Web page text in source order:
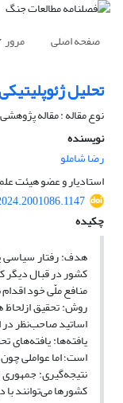
صفحه اصلی مرور
تحلیل
نوع مقاله : مقاله پژوهشی
نویسنده
رضا شاملو
استادیار و عضو هیئت
چکیده
هدف: رفتار سیاسی
کشور در قبال دیگر
منافع ملّی خود
روش: تحقیق ازلحاظ
اساتید صاحب‌نظر در
یافته‌ها: یافته‌های
است؛ اما عواملی
نتیجه‌گیری: جمهوری
کشورها می‌توانند